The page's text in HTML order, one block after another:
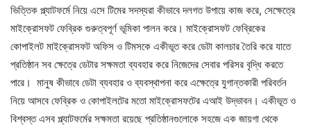
ভিত্তিক প্ল্যাটফর্মে নিয়ে এসে টিমের সদস্যরা কীভাবে দলগত উপায়ে কাজ করে, সেক্ষেত্রে
মাইক্রোসফট ফেব্রিক গুরুত্বপূর্ণ ভূমিকা পালন করে। মাইক্রোসফট ফেব্রিকের
কোপাইলট মাইক্রোসফট অফিস ও টিমসকে একীভূত করে ডেটা কালচার তৈরি করে যাতে
প্রতিষ্ঠান সব ক্ষেত্রে ডেটার সক্ষমতা ব্যবহার করে নিজেদের সেবার পরিসর বৃদ্ধি করতে
পারে। মানুষ কীভাবে ডেটা ব্যবহার ও ব্যবস্থাপনা করে এক্ষেত্রে যুগান্তকারী পরিবর্তন
নিয়ে আসবে ফেব্রিক ও কোপাইলটের মতো মাইক্রোসফটের এআই উদ্ভাবন। একীভূত ও
বিশ্বস্ত এসব প্ল্যাটফর্মের সক্ষমতা রয়েছে প্রতিষ্ঠানগুলোকে সহজে এক জায়গা থেকে